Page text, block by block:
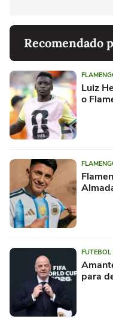
Recomendado
Luiz
o
para